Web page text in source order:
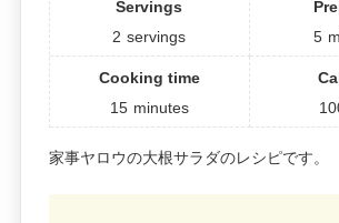
Servings
2 servings
5
Cooking time
15 minutes
家事ヤロウの大根サラダのレシピです。